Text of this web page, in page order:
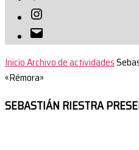
Instagram
Correo
electrónico
InicioArchivo de actividades
«Rémora»
SEBASTIÁN RIESTRA